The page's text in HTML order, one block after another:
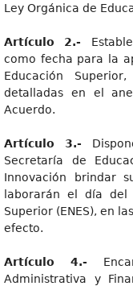
Ley Orgánica de
Artículo 2.-
como fecha para la
Educación
detalladas en el
Acuerdo.
Artículo 3.-
Secretaría de
Innovación brindar
laborarán el día del
Superior (ENES), en
efecto.
Artícul o 4.-
Administrativa y